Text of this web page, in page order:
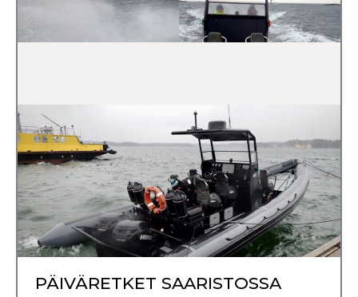
PÄIVÄRETKET SAARISTOSSA